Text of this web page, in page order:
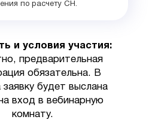
по расчету СН.
и условия участия:
предварительная
обязательна. В
заявку будет выслана
вход в вебинарную
комнату.